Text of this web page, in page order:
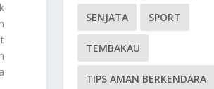
SENJATA SPORT
TEMBAKAU
TIPS AMAN BERKENDARA